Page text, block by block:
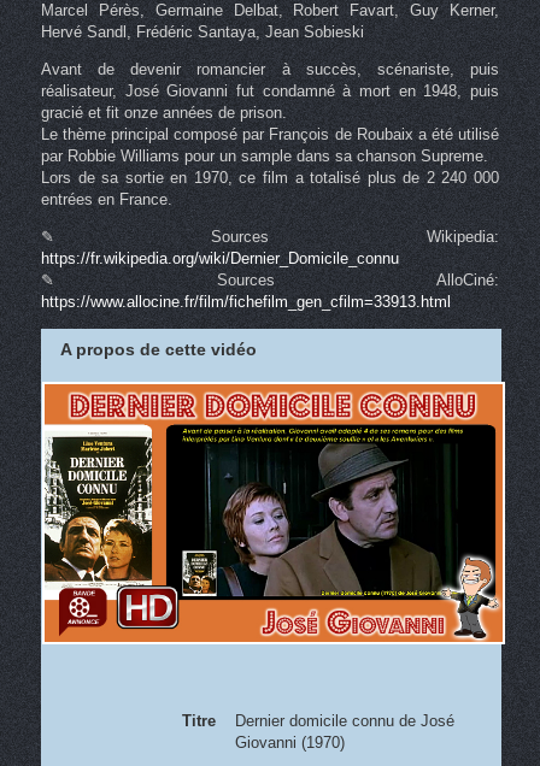
Marcel Pérès, Germaine Delbat, Robert Favart, Guy Kerner,
Hervé Sandl, Frédéric Santaya, Jean Sobieski
Avant de devenir romancier à succès, scénariste, puis
réalisateur, José Giovanni fut condamné à mort en 1948, puis
gracié et fit onze années de prison.
Le thème principal composé par François de Roubaix a été utilisé
par Robbie Williams pour un sample dans sa chanson Supreme.
Lors de sa sortie en 1970, ce film a totalisé plus de 2 240 000
entrées en France.
✎ Sources Wikipedia:
https://fr.wikipedia.org/wiki/Dernier_Domicile_connu
✎ Sources AlloCiné:
https://www.allocine.fr/film/fichefilm_gen_cfilm=33913.html
A propos de cette vidéo
Titre
Dernier domicile connu de José
Giovanni (1970)